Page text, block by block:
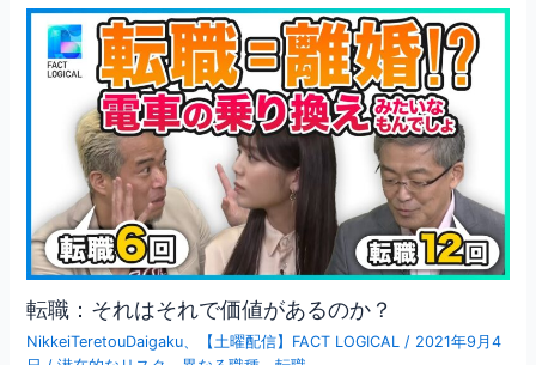
転職：それはそれで価値があるのか？
NikkeiTeretouDaigaku 【土曜配信】FACT LOGICAL / 2021年9月4